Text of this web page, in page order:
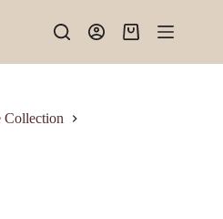
Shopping
Collection